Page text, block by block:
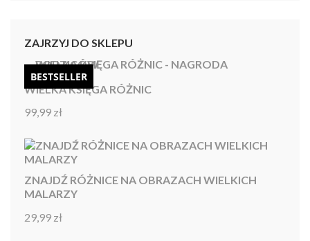
ZAJRZYJ DO SKLEPU
BESTSELLER
WIELKA KSIĘGA RÓŻNIC
Oceniono
99,99 zł
ZNAJDŹ RÓŻNICE NA OBRAZACH WIELKICH
MALARZY
Oceniono
29,99 zł